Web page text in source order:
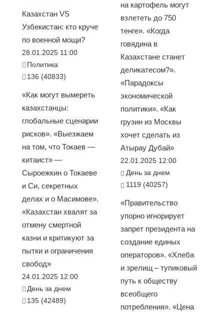
Казахстан VS
Узбекистан: кто круче
по военной мощи?
28.01.2025 11:00
Политика
136 (40833)
«Как могут вымереть
казахстанцы:
глобальные сценарии
рисков». «Выезжаем
на том, что Токаев —
китаист» —
Сыроежкин о Токаеве
и Си, секретных
делах и о Масимове».
«Казахстан хвалят за
отмену смертной
казни и критикуют за
пытки и ограничения
свобод»
24.01.2025 12:00
День за днем
135 (42489)
на картофель могут
взлететь до 750
тенге». «Когда
говядина в
Казахстане станет
деликатесом?».
«Парадоксы
экономической
политики». «Как
грузин из Москвы
хочет сделать из
Атырау Дубай»
22.01.2025 12:00
День за днем
1119 (40257)
«Правительство
упорно игнорирует
запрет президента на
создание единых
операторов». «Хлеба
и зрелищ – тупиковый
путь к обществу
всеобщего
потребления». «Цена